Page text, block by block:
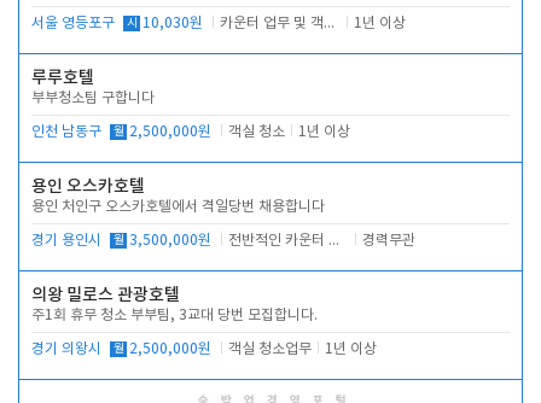
서울 영등포구 시 10,030원 카운터 업무 및 객실관리(청소상태 확인, 객실판매) 1년 이상
루루호텔
부부청소팀 구합니다
인천 남동구 월 2,500,000원 객실 청소 1년 이상
용인 오스카호텔
용인 처인구 오스카호텔에서 격일당번 채용합니다
경기 용인시 월 3,500,000원 전반적인 카운터 업무 경력무관
의왕 밀로스 관광호텔
주1회 휴무 청소 부부팀, 3교대 당번 모집합니다.
경기 의왕시 월 2,500,000원 객실 청소업무 1년 이상